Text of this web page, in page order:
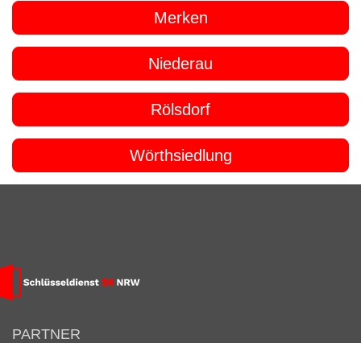
Merken
Niederau
Rölsdorf
Wörthsiedlung
PARTNER